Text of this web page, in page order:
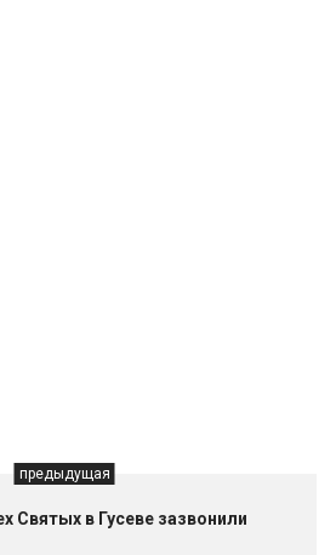
предыдущая
Святых в Гусеве зазвонили